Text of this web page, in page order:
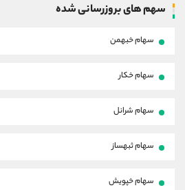
سهم های بروزرسانی شده
سهام خبهمن
سهام خکار
سهام شرانل
سهام ثبهساز
سهام خپویش